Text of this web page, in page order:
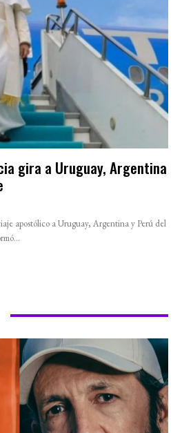
gira a Uruguay, Argentina
apostólico a Uruguay, Argentina y Perú del